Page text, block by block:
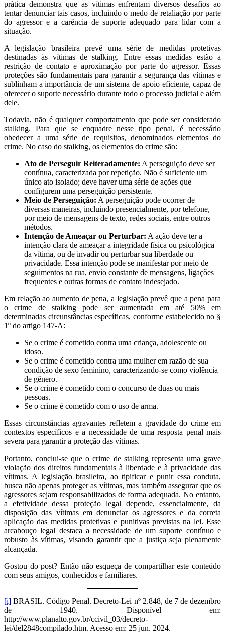
prática demonstra que as vítimas enfrentam diversos desafios ao
tentar denunciar tais casos, incluindo o medo de retaliação por parte
do agressor e a carência de suporte adequado para lidar com a
situação.
A legislação brasileira prevê uma série de medidas protetivas
destinadas às vítimas de stalking. Entre essas medidas estão a
restrição de contato e aproximação por parte do agressor. Essas
proteções são fundamentais para garantir a segurança das vítimas e
sublinham a importância de um sistema de apoio eficiente, capaz de
oferecer o suporte necessário durante todo o processo judicial e além
dele.
Todavia, não é qualquer comportamento que pode ser considerado
stalking. Para que se enquadre nesse tipo penal, é necessário
obedecer a uma série de requisitos, denominados elementos do
crime. No caso do stalking, os elementos do crime são:
Ato de Perseguir Reiteradamente: A perseguição deve ser
contínua, caracterizada por repetição. Não é suficiente um
único ato isolado; deve haver uma série de ações que
configurem uma perseguição persistente.
Meio de Perseguição: A perseguição pode ocorrer de
diversas maneiras, incluindo presencialmente, por telefone,
por meio de mensagens de texto, redes sociais, entre outros
métodos.
Intenção de Ameaçar ou Perturbar: A ação deve ter a
intenção clara de ameaçar a integridade física ou psicológica
da vítima, ou de invadir ou perturbar sua liberdade ou
privacidade. Essa intenção pode se manifestar por meio de
seguimentos na rua, envio constante de mensagens, ligações
frequentes e outras formas de contato indesejado.
Em relação ao aumento de pena, a legislação prevê que a pena para
o crime de stalking pode ser aumentada em até 50% em
determinadas circunstâncias específicas, conforme estabelecido no §
1º do artigo 147-A:
Se o crime é cometido contra uma criança, adolescente ou
idoso.
Se o crime é cometido contra uma mulher em razão de sua
condição de sexo feminino, caracterizando-se como violência
de gênero.
Se o crime é cometido com o concurso de duas ou mais
pessoas.
Se o crime é cometido com o uso de arma.
Essas circunstâncias agravantes refletem a gravidade do crime em
contextos específicos e a necessidade de uma resposta penal mais
severa para garantir a proteção das vítimas.
Portanto, conclui-se que o crime de stalking representa uma grave
violação dos direitos fundamentais à liberdade e à privacidade das
vítimas. A legislação brasileira, ao tipificar e punir essa conduta,
busca não apenas proteger as vítimas, mas também assegurar que os
agressores sejam responsabilizados de forma adequada. No entanto,
a efetividade dessa proteção legal depende, essencialmente, da
disposição das vítimas em denunciar os agressores e da correta
aplicação das medidas protetivas e punitivas previstas na lei. Esse
arcabouço legal destaca a necessidade de um suporte contínuo e
robusto às vítimas, visando garantir que a justiça seja plenamente
alcançada.
Gostou do post? Então não esqueça de compartilhar este conteúdo
com seus amigos, conhecidos e familiares.
[i] BRASIL. Código Penal. Decreto-Lei nº 2.848, de 7 de dezembro
de 1940. Disponível em:
http://www.planalto.gov.br/ccivil_03/decreto-
lei/del2848compilado.htm. Acesso em: 25 jun. 2024.